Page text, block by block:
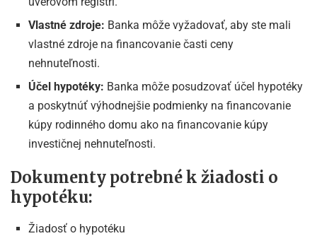
Vlastné zdroje: Banka môže vyžadovať, aby ste mali
vlastné zdroje na financovanie časti ceny
nehnuteľnosti.
Účel hypotéky: Banka môže posudzovať účel hypotéky
a poskytnúť výhodnejšie podmienky na financovanie
kúpy rodinného domu ako na financovanie kúpy
investičnej nehnuteľnosti.
Dokumenty potrebné k žiadosti o
hypotéku:
Žiadosť o hypotéku